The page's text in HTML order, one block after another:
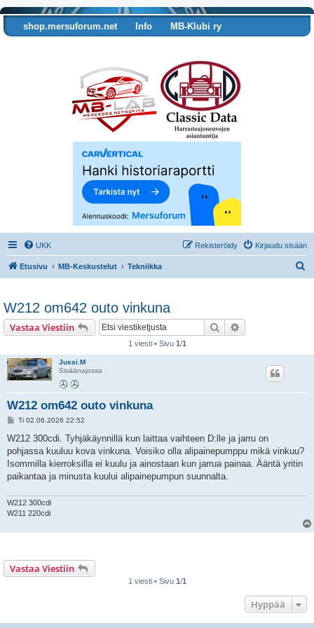
shop.mersuforum.net Info
MB-Klubi ry
UKK Kirjaudu sisään
Rekisteröidy
Etusivu MB-Keskustelut Tekniikka
W212 om642 outo vinkuna
Vastaa Viestiin Etsi
1 viesti • Sivu 1/1
Jussi.M
Sisäänajossa
W212 om642 outo vinkuna
V
e
t
i
Ti 02.06.2026 22:52
W212 300cdi. Tyhjäkäynnillä kun laittaa vaihteen D:lle ja jarru on
pohjassa kuuluu kova vinkuna. Voisiko olla alipainepumppu mikä vinkuu?
Isommilla kierroksilla ei kuulu ja ainostaan kun jarrua painaa. Ääntä yritin
paikantaa ja minusta kuului alipainepumpun suunnalta.
W212 300cdi
W211 220cdi
Vastaa Viestiin
1 viesti • Sivu 1/1
Hyppää